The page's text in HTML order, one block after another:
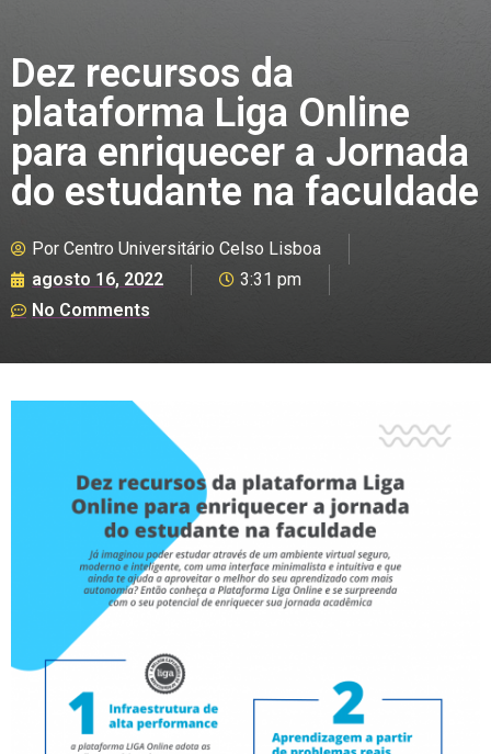
Dez recursos da
plataforma Liga Online
para enriquecer a Jornada
do estudante na faculdade
Por Centro Universitário Celso Lisboa
agosto 16, 2022
3:31 pm
No Comments